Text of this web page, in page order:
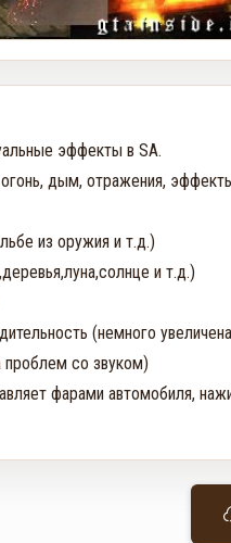
эффекты в SA.
дым, отражения,
из оружия и т.д.)
и т.д.)
(немного
проблем со звуком)
фарами автомобиля,